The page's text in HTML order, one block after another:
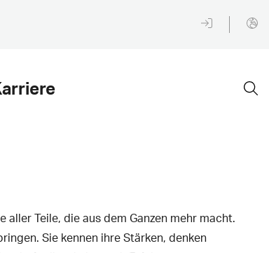
aller Teile, die aus dem Ganzen mehr macht.
Sie kennen ihre Stärken, denken